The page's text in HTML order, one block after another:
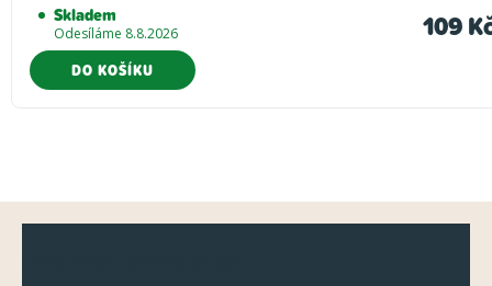
Skladem
Odesíláme 8.8.2026 109
DO KOŠÍKU